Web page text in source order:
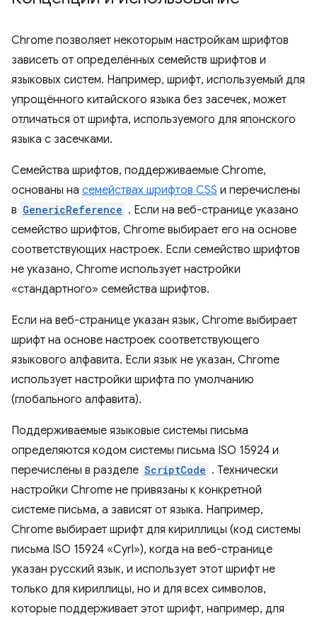
Chrome позволяет некоторым настройкам шрифтов
зависеть от определённых семейств шрифтов и
языковых систем. Например, шрифт, используемый для
упрощённого китайского языка без засечек, может
отличаться от шрифта, используемого для японского
языка с засечками.
Семейства шрифтов, поддерживаемые Chrome,
основаны на семействах шрифтов CSS и перечислены
в GenericReference . Если на веб-странице указано
семейство шрифтов, Chrome выбирает его на основе
соответствующих настроек. Если семейство шрифтов
не указано, Chrome использует настройки
«стандартного» семейства шрифтов.
Если на веб-странице указан язык, Chrome выбирает
шрифт на основе настроек соответствующего
языкового алфавита. Если язык не указан, Chrome
использует настройки шрифта по умолчанию
(глобального алфавита).
Поддерживаемые языковые системы письма
определяются кодом системы письма ISO 15924 и
перечислены в разделе ScriptCode . Технически
настройки Chrome не привязаны к конкретной
системе письма, а зависят от языка. Например,
Chrome выбирает шрифт для кириллицы (код системы
письма ISO 15924 «Cyrl»), когда на веб-странице
указан русский язык, и использует этот шрифт не
только для кириллицы, но и для всех символов,
которые поддерживает этот шрифт, например, для